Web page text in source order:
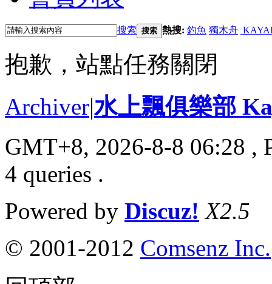
搜索 搜索 熱搜: 釣魚 獨木舟
抱歉，站點任務關閉
Archiver|水上飄俱樂部
GMT+8, 2026-8-8 06:28 ,
4 queries .
Powered by Discuz! X2.5
© 2001-2012 Comsenz Inc.